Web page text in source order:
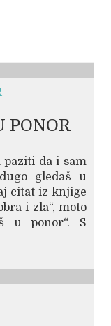
PONOR
paziti da i sam
gledaš u
citat iz knjige
i zla“, moto
u ponor“. S